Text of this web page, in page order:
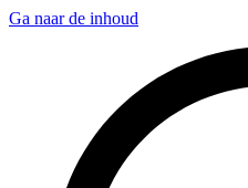
Ga naar de inhoud